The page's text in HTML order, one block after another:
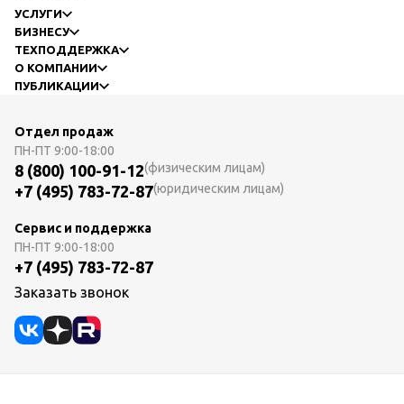
УСЛУГИ
БИЗНЕСУ
ТЕХПОДДЕРЖКА
О КОМПАНИИ
ПУБЛИКАЦИИ
Отдел продаж
ПН-ПТ 9:00-18:00
8 (800) 100-91-12(физическим лицам)
+7 (495) 783-72-87(юридическим лицам)
Сервис и поддержка
ПН-ПТ 9:00-18:00
+7 (495) 783-72-87
Заказать звонок